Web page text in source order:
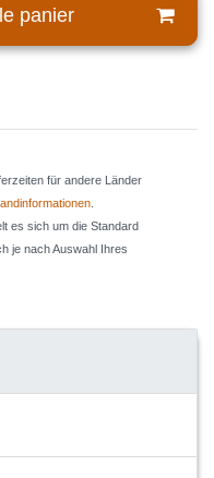
panier
für andere Länder
es sich um die Standard
je nach Auswahl Ihres